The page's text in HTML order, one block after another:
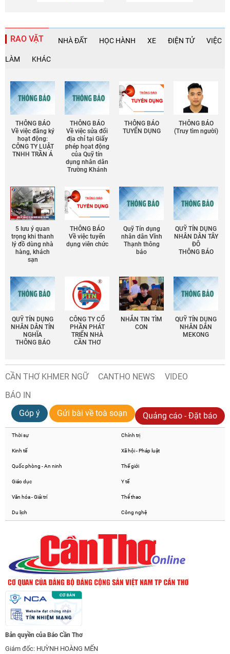
RAO VẶT NHÀ ĐẤT HỌC HÀNH XE ĐIỆN TỬ VIỆC
LÀM KHÁC
THÔNG BÁO
Về việc đăng ký
hoạt động:
CÔNG TY LUẬT
TNHH TRẦN Á
THÔNG BÁO
Về việc sửa đổi
địa chỉ tại Giấy
phép họat động
của Quỹ tín
dụng nhân dân
Trường Khánh
THÔNG BÁO
TUYỂN DỤNG
THÔNG BÁO
(Truy tìm người)
5 lưu ý quan
trọng khi thanh
lý đồ dùng nhà
hàng, khách
sạn
THÔNG BÁO
Về việc tuyển
dụng viên chức
Quỹ Tín dụng
nhân dân Vĩnh
Thạnh thông
báo
QUỸ TÍN DỤNG
NHÂN DÂN TÂY
ĐÔ
THÔNG BÁO
QUỸ TÍN DỤNG
NHÂN DÂN TÍN
NGHĨA
THÔNG BÁO
CÔNG TY CỔ
PHẦN PHÁT
TRIỂN NHÀ
CẦN THƠ
NHẮN TIN TÌM
CON
QUỸ TÍN DỤNG
NHÂN DÂN
MEKONG
CẦN THƠ KHMER NGỮ CANTHO NEWS
VIDEO
BÁO IN
Góp ý
Gửi bài về toà soạn Quảng cáo - Đặt báo
Thời sự Chính trị
Kinh tế Xã hội - Pháp luật
Quốc phòng - An ninh Thế giới
Giáo dục Y tế
Văn hóa - Giải trí Thể thao
Du lịch Công nghệ
Bản quyền của Báo Cần Thơ
Giám đốc: HUỲNH HOÀNG MẾN